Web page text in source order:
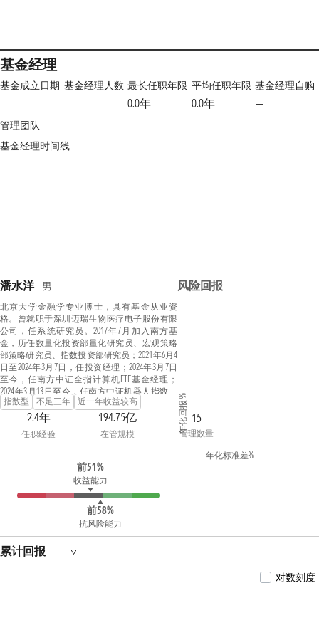
基金经理
基金成立日期 基金经理人数 最长任职年限
0.0年
平均任职年限
0.0年
基金经理自购
—
管理团队
基金经理时间线
潘水洋 男
北京大学金融学专业博士，具有基金从业资
格。曾就职于深圳迈瑞生物医疗电子股份有限
公司，任系统研究员。2017年7月加入南方基
金，历任数量化投资部量化研究员、宏观策略
部策略研究员、指数投资部研究员；2021年6月4
日至2024年3月7日，任投资经理；2024年3月7日
至今，任南方中证全指计算机ETF基金经理；
2024年3月13日至今，任南方中证机器人指数发
起基金经理；2024年6月26日至今，任南方中证
国新港股通央企红利ETF基金经理；2024年7月5日
至今，任南方基金南方东英沙特阿拉伯
ETF（QDII）基金经理；2024年7月23日至今，任南
年9月3日至今，任南方中证全指汽车指数发起
基金经理；2024年9月12日至今，任南方中证国
新港股通央企红利ETF发起联接基金经理。
指数型 不足三年 近一年收益较高
2.4年
任职经验
194.75亿
在管规模
15
管理数量
前51%
收益能力
前58%
抗风险能力
风险回报
年化回报 %
年化标准差%
累计回报
对数刻度